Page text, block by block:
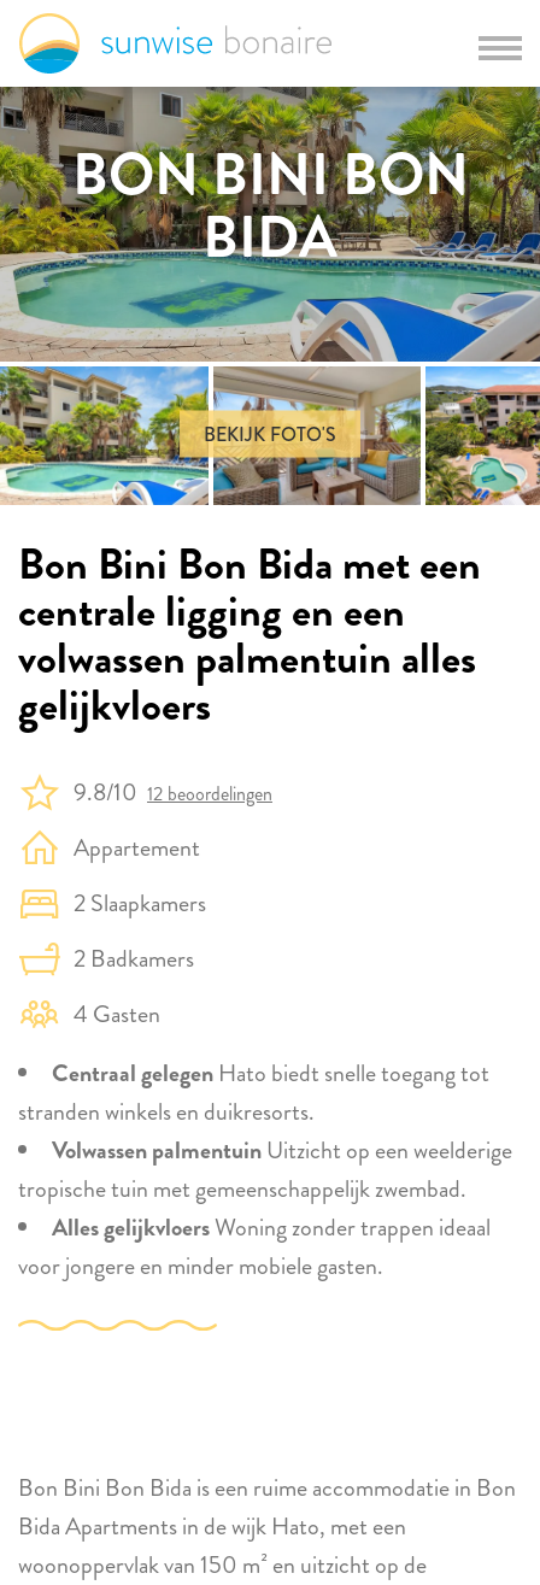
BON BINI BON
BIDA
BEKIJK FOTO'S
Bon Bini Bon Bida met een
centrale ligging en een
volwassen palmentuin alles
gelijkvloers
9.8/10 12 beoordelingen
Appartement
2 Slaapkamers
2 Badkamers
4 Gasten
Centraal gelegen Hato biedt snelle toegang tot
stranden winkels en duikresorts.
Volwassen palmentuin Uitzicht op een weelderige
tropische tuin met gemeenschappelijk zwembad.
Alles gelijkvloersWoning zonder trappen ideaal
voor jongere en minder mobiele gasten.
Bon Bini Bon Bida is een ruime accommodatie in Bon
Bida Apartments in de wijk Hato, met een
woonoppervlak van 150 m² en uitzicht op de